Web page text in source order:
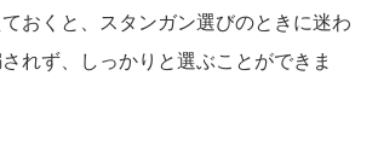
おくと、スタンガン選びのときに迷わ
れず、しっかりと選ぶことができま